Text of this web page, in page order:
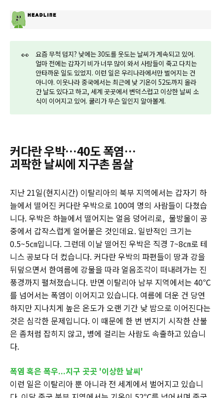
👀
요즘 무척 덥지? 낮에는 30도를 웃도는 날씨가 계속되고 있어.
얼마 전에는 갑자기 비가 너무 많이 와서 사람들이 죽고 다치는
안타까운 일도 있었지. 이런 일은 우리나라에서만 벌어지는 건
아니야. 이웃나라 중국에서는 최근에 낮 기온이 52도까지 올라
간 날도 있다고 하고, 세계 곳곳에서 변덕스럽고 이상한 날씨 소
식이 이어지고 있어. 쿨리가 무슨 일인지 알아볼게.
커다란 우박…40도 폭염…
괴팍한 날씨에 지구촌 몸살
지난 21일(현지시간) 이탈리아의 북부 지역에서는 갑자기 하
늘에서 떨어진 커다란 우박으로 100여 명의 사람들이 다쳤습
니다. 우박은 하늘에서 떨어지는 얼음 덩어리로, 물방울이 공
중에서 갑작스럽게 얼어붙은 것인데요. 일반적인 크기는
0.5~5㎝입니다. 그런데 이날 떨어진 우박은 직경 7~8㎝로 테
니스 공보다 더 컸습니다. 커다란 우박의 파편들이 땅과 강을
뒤덮으면서 한여름에 강물을 따라 얼음조각이 떠내려가는 진
풍경까지 펼쳐졌습니다. 반면 이탈리아 남부 지역에서는 40℃
를 넘어서는 폭염이 이어지고 있습니다. 여름에 더운 건 당연
하지만 지나치게 높은 온도가 오랜 기간 낮 밤으로 이어진다는
것은 심각한 문제입니다. 이 때문에 한 번 번지기 시작한 산불
은 좀처럼 잡히지 않고, 병에 걸리는 사람도 속출하고 있습니
다.
폭염 혹은 폭우...지구 곳곳 '이상한 날씨'
이런 일은 이탈리아 뿐 아니라 전 세계에서 벌어지고 있습니